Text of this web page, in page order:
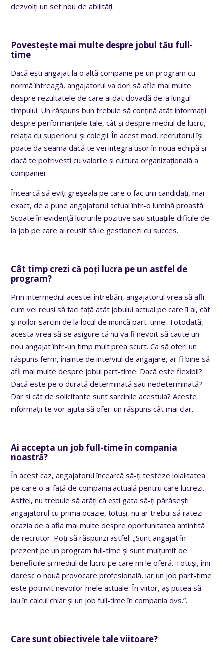
dezvolți un set nou de abilități.
Povestește mai multe despre jobul tău full-
time
Dacă ești angajat la o altă companie pe un program cu
normă întreagă, angajatorul va dori să afle mai multe
despre rezultatele de care ai dat dovadă de-a lungul
timpului. Un răspuns bun trebuie să conțină atât informații
despre performanțele tale, cât și despre mediul de lucru,
relația cu superiorul și colegii. În acest mod, recrutorul își
poate da seama dacă te vei integra ușor în noua echipă și
dacă te potrivești cu valorile și cultura organizațională a
companiei.
Încearcă să eviți greșeala pe care o fac unii candidați, mai
exact, de a pune angajatorul actual într-o lumină proastă.
Scoate în evidență lucrurile pozitive sau situațiile dificile de
la job pe care ai reușit să le gestionezi cu succes.
Cât timp crezi că poți lucra pe un astfel de
program?
Prin intermediul acestei întrebări, angajatorul vrea să afli
cum vei reuși să faci față atât jobului actual pe care îl ai, cât
și noilor sarcini de la locul de muncă part-time. Totodată,
acesta vrea să se asigure că nu va fi nevoit să caute un
nou angajat într-un timp mult prea scurt. Ca să oferi un
răspuns ferm, înainte de interviul de angajare, ar fi bine să
afli mai multe despre jobul part-time: Dacă este flexibil?
Dacă este pe o durată determinată sau nedeterminată?
Dar și cât de solicitante sunt sarcinile acestuia? Aceste
informații te vor ajuta să oferi un răspuns cât mai clar.
Ai accepta un job full-time în compania
noastră?
În acest caz, angajatorul încearcă să-ți testeze loialitatea
pe care o ai față de compania actuală pentru care lucrezi.
Astfel, nu trebuie să arăți că ești gata să-ți părăsești
angajatorul cu prima ocazie, totuși, nu ar trebui să ratezi
ocazia de a afla mai multe despre oportunitatea amintită
de recrutor. Poți să răspunzi astfel: „Sunt angajat în
prezent pe un program full-time și sunt mulțumit de
beneficiile și mediul de lucru pe care mi le oferă. Totuși, îmi
doresc o nouă provocare profesională, iar un job part-time
este potrivit nevoilor mele actuale. În viitor, aș putea să
iau în calcul chiar și un job full-time în compania dvs.”.
Care sunt obiectivele tale viitoare?